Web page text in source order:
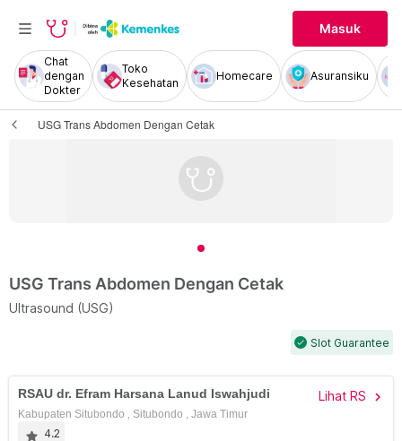
Masuk
Chat
dengan
Dokter
Toko
Kesehatan
Homecare Asuransiku
USG Trans Abdomen Dengan Cetak
USG Trans Abdomen Dengan Cetak
Ultrasound (USG)
check Slot Guarantee
RSAU dr. Efram Harsana Lanud Iswahjudi Lihat RS chevron_right
Kabupaten Situbondo , Situbondo , Jawa Timur
4.2